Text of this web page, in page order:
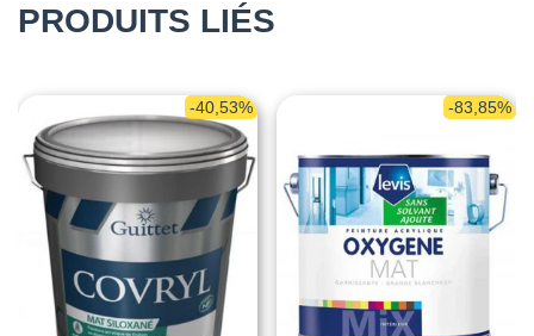
PRODUITS LIÉS
-40,53% -83,85%